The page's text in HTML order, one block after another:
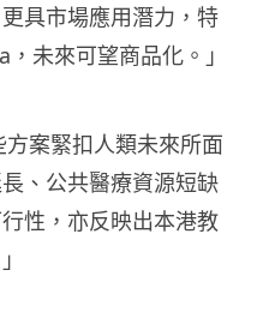
具市場應用潛力，特
未來可望商品化。」
案緊扣人類未來所面
、公共醫療資源短缺
性，亦反映出本港教